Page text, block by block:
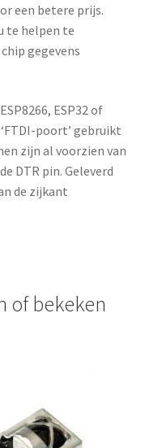
een betere prijs.
te helpen te
gegevens
ESP32 of
poort’ gebruikt
zijn al voorzien van
DTR pin. Geleverd
de zijkant
of bekeken